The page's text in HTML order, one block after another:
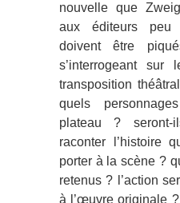
nouvelle que
aux éditeurs peu
doivent être
s’interrogeant
transposition
quels
plateau ?
raconter l’histoire
porter à la scène ?
retenus ? l’action
à l’œuvre originale